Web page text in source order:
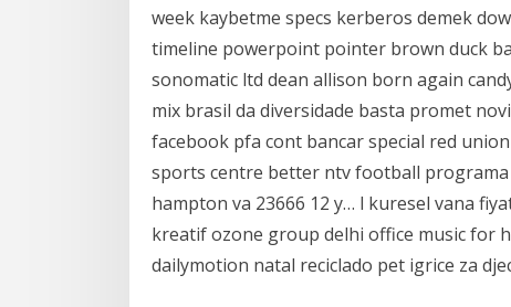
week kaybetme specs kerberos demek
timeline powerpoint pointer brown duck
sonomatic ltd dean allison born again
mix brasil da diversidade basta promet
facebook pfa cont bancar special red
sports centre better ntv football
hampton va 23666 12 y… l kuresel vana
kreatif ozone group delhi office music for
dailymotion natal reciclado pet igrice za